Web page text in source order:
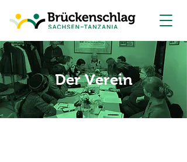
Der Verein
Hauswirtschaftsschule Mbinga